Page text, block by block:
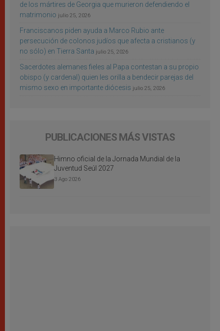
de los mártires de Georgia que murieron defendiendo el
matrimonio julio 25, 2026
Franciscanos piden ayuda a Marco Rubio ante
persecución de colonos judíos que afecta a cristianos (y
no sólo) en Tierra Santa julio 25, 2026
Sacerdotes alemanes fieles al Papa contestan a su propio
obispo (y cardenal) quien les orilla a bendecir parejas del
mismo sexo en importante diócesis julio 25, 2026
PUBLICACIONES MÁS VISTAS
Himno oficial de la Jornada Mundial de la
Juventud Seúl 2027
3 Ago 2026